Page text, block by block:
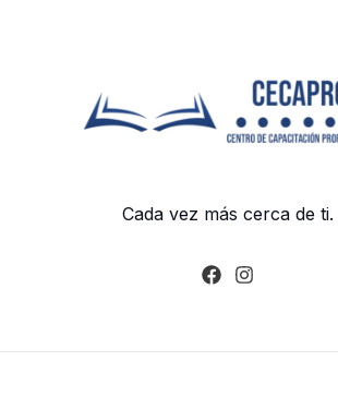
Cada vez más cerca de ti.